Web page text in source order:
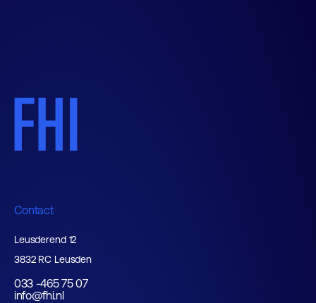
Contact
Leusderend 12
3832 RC Leusden
033 -465 75 07
info@fhi.nl